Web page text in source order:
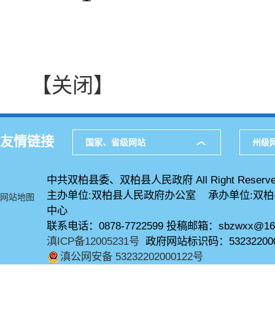
【关闭】
友情链接 国家、省级网站 州级
网站地图
中共双柏县委、双柏县人民政府 All Right
主办单位:双柏县人民政府办公室 承办单位:双
中心
联系电话：0878-7722599 投稿邮箱：
滇ICP备12005231号 政府网站标识码：
滇公网安备 53232202000122号